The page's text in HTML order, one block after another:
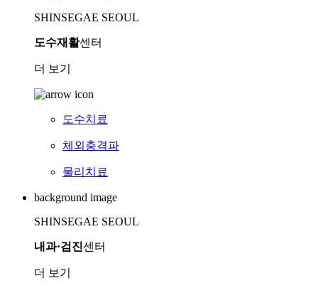
SHINSEGAE SEOUL
도수재활센터
더 보기
도수치료
체외충격파
물리치료
background image
SHINSEGAE SEOUL
내과·검진센터
더 보기